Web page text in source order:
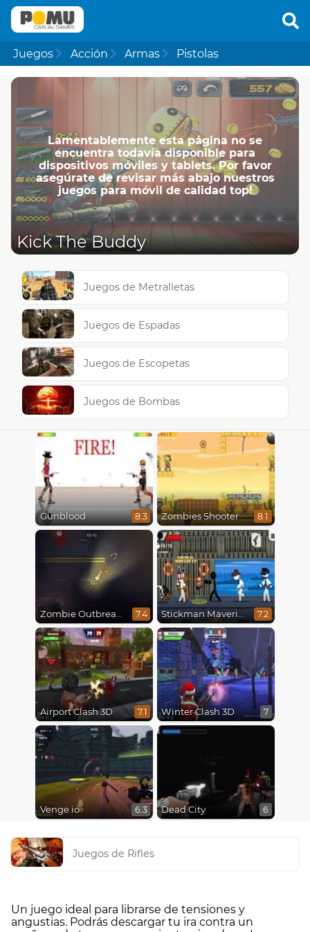
Juegos Acción Armas Pistolas
Lamentablemente esta página no se
encuentra todavía disponible para
dispositivos móviles y tablets. Por favor
asegúrate de revisar más abajo nuestros
juegos para móvil de calidad top!
Kick The Buddy
Juegos de Metralletas
Juegos de Espadas
Juegos de Escopetas
Juegos de Bombas
Gunblood 8.3 Zombies Shooter 8.1
Zombie Outbreak Arena 7.4 Stickman Maverick: Bad Boys Killer 7.2
Airport Clash 3D 7.1 Winter Clash 3D 7
Venge.io 6.3 Dead City 6
Juegos de Rifles
Un juego ideal para librarse de tensiones y
angustias. Podrás descargar tu ira contra un